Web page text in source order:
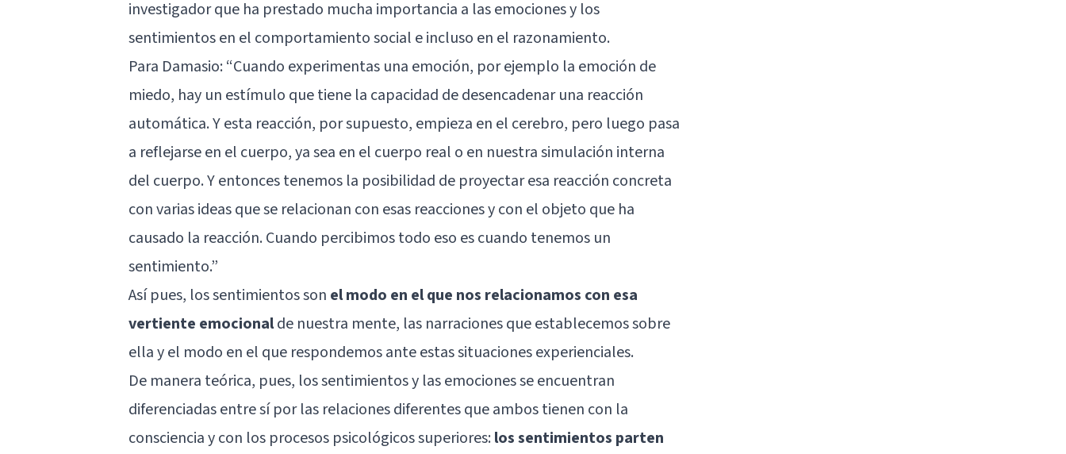
investigador que ha prestado mucha importancia a las emociones y los
sentimientos en el comportamiento social e incluso en el razonamiento.
Para Damasio: “Cuando experimentas una emoción, por ejemplo la emoción de
miedo, hay un estímulo que tiene la capacidad de desencadenar una reacción
automática. Y esta reacción, por supuesto, empieza en el cerebro, pero luego pasa
a reflejarse en el cuerpo, ya sea en el cuerpo real o en nuestra simulación interna
del cuerpo. Y entonces tenemos la posibilidad de proyectar esa reacción concreta
con varias ideas que se relacionan con esas reacciones y con el objeto que ha
causado la reacción. Cuando percibimos todo eso es cuando tenemos un
sentimiento.”
Así pues, los sentimientos son el modo en el que nos relacionamos con esa
vertiente emocionalde nuestra mente, las narraciones que establecemos sobre
ella y el modo en el que respondemos ante estas situaciones experienciales.
De manera teórica, pues, los sentimientos y las emociones se encuentran
diferenciadas entre sí por las relaciones diferentes que ambos tienen con la
consciencia y con los procesos psicológicos superiores:los sentimientos parten